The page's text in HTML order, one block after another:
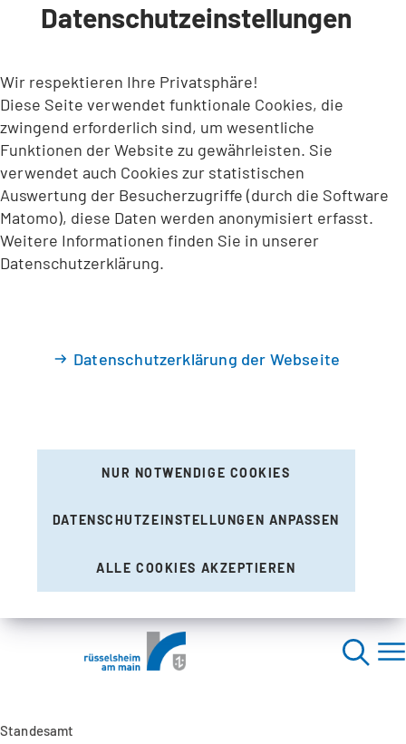
INHALT ANSPRINGEN
Datenschutzeinstellungen
Wir respektieren Ihre Privatsphäre!
Diese Seite verwendet funktionale Cookies, die
zwingend erforderlich sind, um wesentliche
Funktionen der Website zu gewährleisten. Sie
verwendet auch Cookies zur statistischen
Auswertung der Besucherzugriffe (durch die Software
Matomo), diese Daten werden anonymisiert erfasst.
Weitere Informationen finden Sie in unserer
Datenschutzerklärung.
Datenschutzerklärung der Webseite
NUR NOTWENDIGE COOKIES
DATENSCHUTZEINSTELLUNGEN ANPASSEN
ALLE COOKIES AKZEPTIEREN
Standesamt